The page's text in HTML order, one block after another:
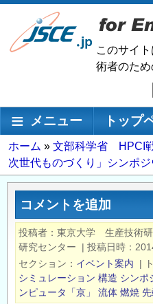
メ
ン
移
動
このサイ
術者のため
メインナビゲーション
メニュー トップ
パ
ン
く
ホーム
文部科学省 HPCI
次世代ものづくり」シンポ
コメントを追加
投稿者
東京大学 生産技術
研究センター
| 投稿日時
セクション
イベント案内 |
シミュレーション 構造 シンポ
ンピュータ「京」
流体 燃焼 先